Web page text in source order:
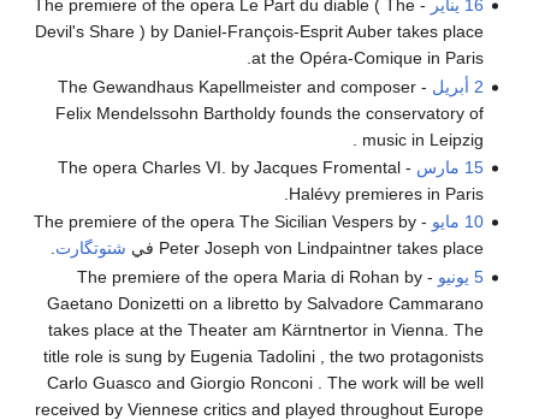
16 يناير
- The premiere of the opera Le Part du diable ( The
Devil's Share ) by Daniel-François-Esprit Auber takes place
at the Opéra-Comique in Paris.
2 أبريل
- The Gewandhaus Kapellmeister and composer
Felix Mendelssohn Bartholdy founds the conservatory of
music in Leipzig .
15 مارس
- The opera Charles VI. by Jacques Fromental
Halévy premieres in Paris.
10 مايو
- The premiere of the opera The Sicilian Vespers by
Peter Joseph von Lindpaintner takes place في
شتوتگارت.
5 يونيو
- The premiere of the opera Maria di Rohan by
Gaetano Donizetti on a libretto by Salvadore Cammarano
takes place at the Theater am Kärntnertor in Vienna. The
title role is sung by Eugenia Tadolini , the two protagonists
Carlo Guasco and Giorgio Ronconi . The work will be well
received by Viennese critics and played throughout Europe